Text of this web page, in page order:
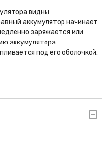
видны
аккумулятор начинает
заряжается или
аккумулятора
под его оболочкой.